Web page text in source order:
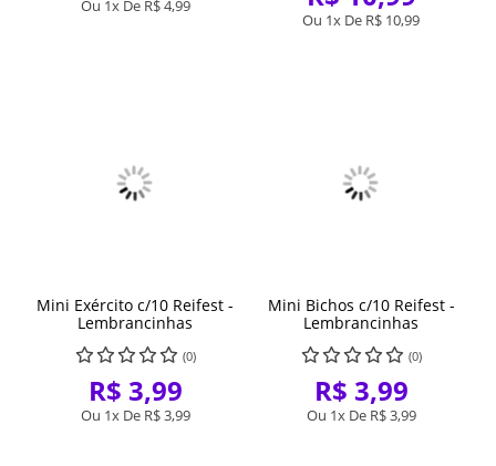
Ou 1x De R$ 4,99
Ou 1x De R$ 10,99
Mini Exército c/10 Reifest -
Lembrancinhas
(0)
R$ 3,99
Ou 1x De R$ 3,99
Mini Bichos c/10 Reifest -
Lembrancinhas
(0)
R$ 3,99
Ou 1x De R$ 3,99